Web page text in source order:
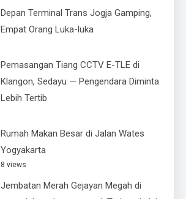
Depan Terminal Trans Jogja Gamping,
Empat Orang Luka-luka
Pemasangan Tiang CCTV E-TLE di
Klangon, Sedayu — Pengendara Diminta
Lebih Tertib
Rumah Makan Besar di Jalan Wates
Yogyakarta
8 views
Jembatan Merah Gejayan Megah di